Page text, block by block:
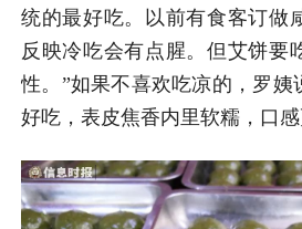
统的最好吃。以前有食客订做
反映冷吃会有点腥。但艾饼要
性。”如果不喜欢吃凉的，罗姨
好吃，表皮焦香内里软糯，口感